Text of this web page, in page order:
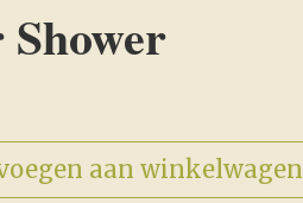
aan winkelwagen